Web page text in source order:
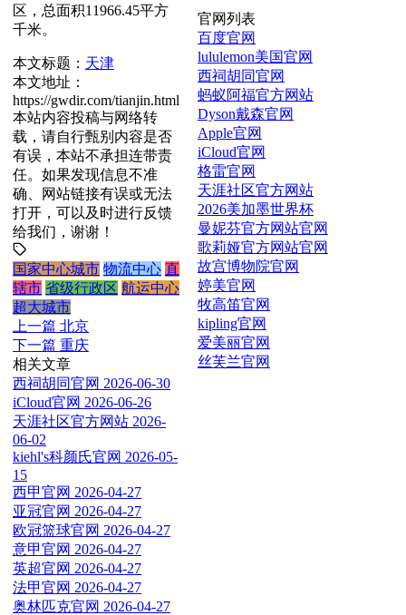
区，总面积11966.45平方
千米。
本文标题： 天津
本文地址：
https://gwdir.com/tianjin.html
本站内容投稿与网络转
载，请自行甄别内容是否
有误，本站不承担连带责
任。如果发现信息不准
确、网站链接有误或无法
打开，可以及时进行反馈
给我们，谢谢！
国家中心城市 物流中心 直
辖市 省级行政区 航运中心
超大城市
上一篇 北京
下一篇 重庆
相关文章
西祠胡同官网 2026-06-30
iCloud官网 2026-06-26
天涯社区官方网站 2026-
06-02
kiehl's科颜氏官网 2026-05-
15
西甲官网 2026-04-27
亚冠官网 2026-04-27
欧冠篮球官网 2026-04-27
意甲官网 2026-04-27
英超官网 2026-04-27
法甲官网 2026-04-27
奥林匹克官网 2026-04-27
官网列表
百度官网
lululemon美国官网
西祠胡同官网
蚂蚁阿福官方网站
Dyson戴森官网
Apple官网
iCloud官网
格雷官网
天涯社区官方网站
2026美加墨世界杯
曼妮芬官方网站官网
歌莉娅官方网站官网
故宫博物院官网
婷美官网
牧高笛官网
kipling官网
爱美丽官网
丝芙兰官网